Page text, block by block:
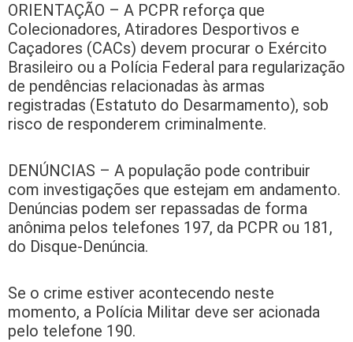
ORIENTAÇÃO – A PCPR reforça que
Colecionadores, Atiradores Desportivos e
Caçadores (CACs) devem procurar o Exército
Brasileiro ou a Polícia Federal para regularização
de pendências relacionadas às armas
registradas (Estatuto do Desarmamento), sob
risco de responderem criminalmente.
DENÚNCIAS – A população pode contribuir
com investigações que estejam em andamento.
Denúncias podem ser repassadas de forma
anônima pelos telefones 197, da PCPR ou 181,
do Disque-Denúncia.
Se o crime estiver acontecendo neste
momento, a Polícia Militar deve ser acionada
pelo telefone 190.